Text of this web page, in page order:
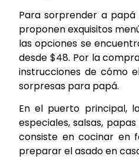
Para sorprender a
proponen exquisitos
las opciones se
desde $48. Por la
instrucciones de cómo
sorpresas para papá.
En el puerto principal,
especiales, salsas,
consiste en cocinar en
preparar el asado en